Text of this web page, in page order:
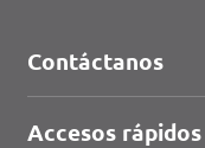
Contáctanos
Accesos rápidos